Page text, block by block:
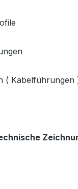
( Kabelführungen